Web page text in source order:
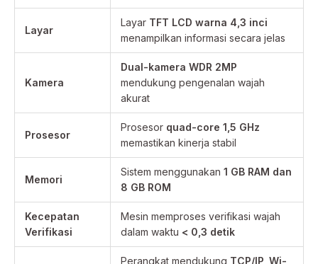
Layar
Layar TFT LCD warna 4,3 inci
menampilkan informasi secara jelas
Kamera
Dual-kamera WDR 2MP
mendukung pengenalan wajah
akurat
Prosesor
Prosesor quad-core 1,5 GHz
memastikan kinerja stabil
Memori
Sistem menggunakan 1 GB RAM dan
8 GB ROM
Kecepatan
Verifikasi
Mesin memproses verifikasi wajah
dalam waktu < 0,3 detik
Perangkat mendukung TCP/IP, Wi-